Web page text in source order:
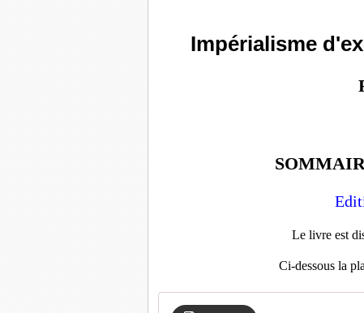
Impérialisme
Le livre est
Ci-dessous la